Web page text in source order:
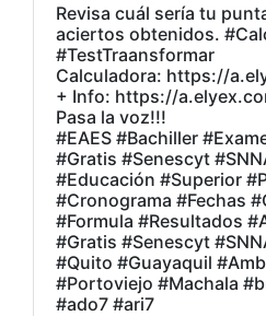
Revisa cuál sería tu
aciertos obtenidos.
#TestTraansformar
Calculadora: https://
+ Info: https://
Pasa la voz!!!
#EAES #Bachiller
#Gratis #Senescyt
#Educación #Superior
#Cronograma #Fechas
#Formula #Resultados
#Gratis #Senescyt
#Quito #Guayaquil
#Portoviejo #Machala
#ado7 #ari7